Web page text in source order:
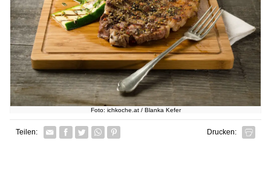
Foto: ichkoche.at / Blanka Kefer
Teilen: Facebook
TwitterWhatsapp senden
Pin it Drucken: